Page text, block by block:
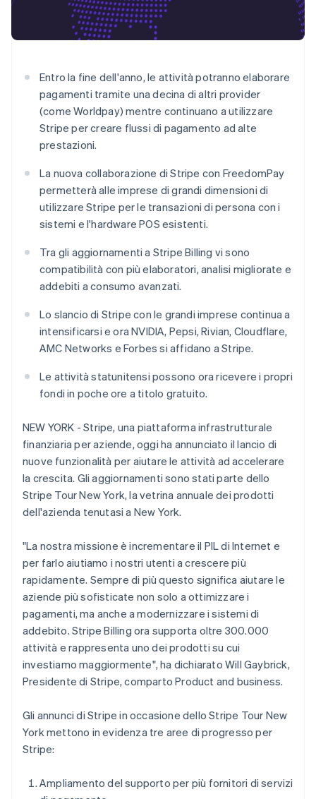
Scopri cosa ti aspetta
Prevenzione delle frodi
Costituzione di start-up
Climate
Rimozione del carbonio
Identity
Verifica online dell'identità
Stripe Sessions 2026
Guarda ora
Ecosistema
Stripe App Marketplace
Entro la fine dell'anno, le attività potranno elaborare
pagamenti tramite una decina di altri provider
(come Worldpay) mentre continuano a utilizzare
Stripe per creare flussi di pagamento ad alte
prestazioni.
La nuova collaborazione di Stripe con FreedomPay
permetterà alle imprese di grandi dimensioni di
utilizzare Stripe per le transazioni di persona con i
sistemi e l'hardware POS esistenti.
Tra gli aggiornamenti a Stripe Billing vi sono
compatibilità con più elaboratori, analisi migliorate e
addebiti a consumo avanzati.
Lo slancio di Stripe con le grandi imprese continua a
intensificarsi e ora NVIDIA, Pepsi, Rivian, Cloudflare,
AMC Networks e Forbes si affidano a Stripe.
Le attività statunitensi possono ora ricevere i propri
fondi in poche ore a titolo gratuito.
NEW YORK - Stripe, una piattaforma infrastrutturale
finanziaria per aziende, oggi ha annunciato il lancio di
nuove funzionalità per aiutare le attività ad accelerare
la crescita. Gli aggiornamenti sono stati parte dello
Stripe Tour New York, la vetrina annuale dei prodotti
dell'azienda tenutasi a New York.
"La nostra missione è incrementare il PIL di Internet e
per farlo aiutiamo i nostri utenti a crescere più
rapidamente. Sempre di più questo significa aiutare le
aziende più sofisticate non solo a ottimizzare i
pagamenti, ma anche a modernizzare i sistemi di
addebito. Stripe Billing ora supporta oltre 300.000
attività e rappresenta uno dei prodotti su cui
investiamo maggiormente", ha dichiarato Will Gaybrick,
Presidente di Stripe, comparto Product and business.
Gli annunci di Stripe in occasione dello Stripe Tour New
York mettono in evidenza tre aree di progresso per
Stripe:
Ampliamento del supporto per più fornitori di servizi